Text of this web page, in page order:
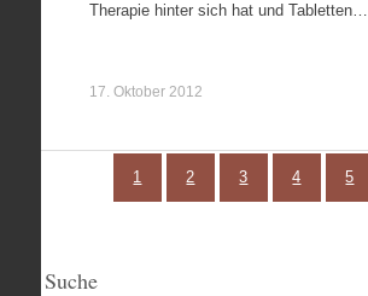
Therapie hinter sich hat und Tabletten…
17. Oktober 2012
1 2 3 4 5
Suche